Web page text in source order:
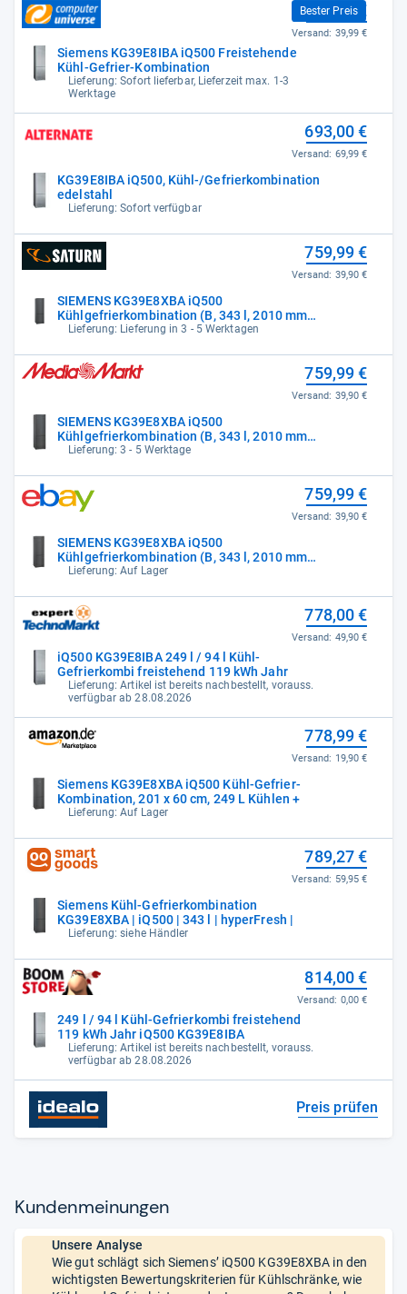
Siemens KG39E8IBA iQ500 Freistehende
Kühl-Gefrier-Kombination
Lieferung: Sofort lieferbar, Lieferzeit max. 1-3
Werktage
Bester Preis
693,00 €
Versand: 39,99 €
KG39E8IBA iQ500, Kühl-/Gefrierkombination
edelstahl
Lieferung: Sofort verfügbar
693,00 €
Versand: 69,99 €
SIEMENS KG39E8XBA iQ500
Kühlgefrierkombination (B, 343 l, 2010 mm
hoch,
Lieferung: Lieferung in 3 - 5 Werktagen
759,99 €
Versand: 39,90 €
SIEMENS KG39E8XBA iQ500
Kühlgefrierkombination (B, 343 l, 2010 mm
hoch,
Lieferung: 3 - 5 Werktage
759,99 €
Versand: 39,90 €
SIEMENS KG39E8XBA iQ500
Kühlgefrierkombination (B, 343 l, 2010 mm
hoch, black in
Lieferung: Auf Lager
759,99 €
Versand: 39,90 €
iQ500 KG39E8IBA 249 l / 94 l Kühl-
Gefrierkombi freistehend 119 kWh Jahr
Lieferung: Artikel ist bereits nachbestellt, vorauss.
verfügbar ab 28.08.2026
778,00 €
Versand: 49,90 €
Siemens KG39E8XBA iQ500 Kühl-Gefrier-
Kombination, 201 x 60 cm, 249 L Kühlen +
Lieferung: Auf Lager
778,99 €
Versand: 19,90 €
Siemens Kühl-Gefrierkombination
KG39E8XBA | iQ500 | 343 l | hyperFresh |
Lieferung: siehe Händler
789,27 €
Versand: 59,95 €
249 l / 94 l Kühl-Gefrierkombi freistehend
119 kWh Jahr iQ500 KG39E8IBA
Lieferung: Artikel ist bereits nachbestellt, vorauss.
verfügbar ab 28.08.2026
814,00 €
Versand: 0,00 €
Preis prüfen
Kun­den­mei­nun­gen
Unsere Analyse
Wie gut schlägt sich Siemens’ iQ500 KG39E8XBA in den
wichtigsten Bewertungskriterien für Kühlschränke, wie